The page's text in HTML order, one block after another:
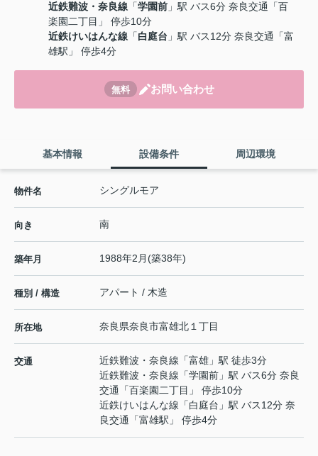
近鉄難波・奈良線 「学園前 」駅 バス6分 奈良交通「百
楽園二丁目」 停歩10分
近鉄けいはんな線 「白庭台 」駅 バス12分 奈良交通「富
雄駅」 停歩4分
無料 お問い合わせ
基本情報 設備条件 周辺環境
物件名 シングルモア
向き 南
築年月 1988年2月(築38年)
種別 / 構造 アパート / 木造
所在地 奈良県奈良市富雄北 １丁目
交通 近鉄難波・奈良線 「富雄 」駅 徒歩3分
近鉄難波・奈良線 「学園前 」駅 バス6分 奈良
交通「百楽園二丁目」 停歩10分
近鉄けいはんな線 「白庭台 」駅 バス12分 奈
良交通「富雄駅」 停歩4分